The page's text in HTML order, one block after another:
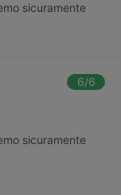
sicuramente
6/6
sicuramente